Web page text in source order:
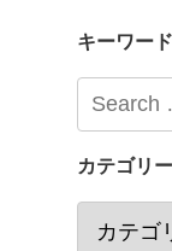
キーワード
カテゴリー